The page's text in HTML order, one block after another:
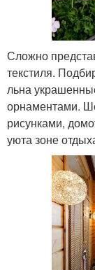
Сложно
текстиля.
льна
орнаментами.
рисунками,
уюта зоне